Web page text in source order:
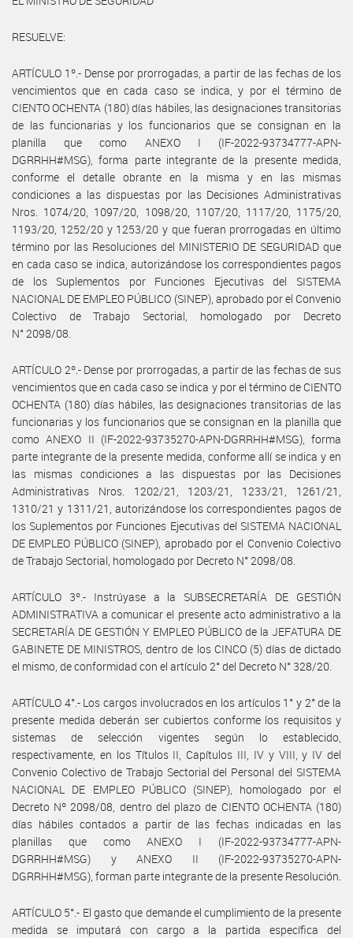
RESUELVE:
ARTÍCULO 1º.- Dense por prorrogadas, a partir de las fechas de los
vencimientos que en cada caso se indica, y por el término de
CIENTO OCHENTA (180) días hábiles, las designaciones transitorias
de las funcionarias y los funcionarios que se consignan en la
planilla que como ANEXO I (IF-2022-93734777-APN-
DGRRHH#MSG), forma parte integrante de la presente medida,
conforme el detalle obrante en la misma y en las mismas
condiciones a las dispuestas por las Decisiones Administrativas
Nros. 1074/20, 1097/20, 1098/20, 1107/20, 1117/20, 1175/20,
1193/20, 1252/20 y 1253/20 y que fueran prorrogadas en último
término por las Resoluciones del MINISTERIO DE SEGURIDAD que
en cada caso se indica, autorizándose los correspondientes pagos
de los Suplementos por Funciones Ejecutivas del SISTEMA
NACIONAL DE EMPLEO PÚBLICO (SINEP), aprobado por el Convenio
Colectivo de Trabajo Sectorial, homologado por Decreto
N° 2098/08.
ARTÍCULO 2º.- Dense por prorrogadas, a partir de las fechas de sus
vencimientos que en cada caso se indica y por el término de CIENTO
OCHENTA (180) días hábiles, las designaciones transitorias de las
funcionarias y los funcionarios que se consignan en la planilla que
como ANEXO II (IF-2022-93735270-APN-DGRRHH#MSG), forma
parte integrante de la presente medida, conforme allí se indica y en
las mismas condiciones a las dispuestas por las Decisiones
Administrativas Nros. 1202/21, 1203/21, 1233/21, 1261/21,
1310/21 y 1311/21, autorizándose los correspondientes pagos de
los Suplementos por Funciones Ejecutivas del SISTEMA NACIONAL
DE EMPLEO PÚBLICO (SINEP), aprobado por el Convenio Colectivo
de Trabajo Sectorial, homologado por Decreto N° 2098/08.
ARTÍCULO 3º.- Instrúyase a la SUBSECRETARÍA DE GESTIÓN
ADMINISTRATIVA a comunicar el presente acto administrativo a la
SECRETARÍA DE GESTIÓN Y EMPLEO PÚBLICO de la JEFATURA DE
GABINETE DE MINISTROS, dentro de los CINCO (5) días de dictado
el mismo, de conformidad con el artículo 2° del Decreto N° 328/20.
ARTÍCULO 4°.- Los cargos involucrados en los artículos 1° y 2° de la
presente medida deberán ser cubiertos conforme los requisitos y
sistemas de selección vigentes según lo establecido,
respectivamente, en los Títulos II, Capítulos III, IV y VIII, y IV del
Convenio Colectivo de Trabajo Sectorial del Personal del SISTEMA
NACIONAL DE EMPLEO PÚBLICO (SINEP), homologado por el
Decreto Nº 2098/08, dentro del plazo de CIENTO OCHENTA (180)
días hábiles contados a partir de las fechas indicadas en las
planillas que como ANEXO I (IF-2022-93734777-APN-
DGRRHH#MSG) y ANEXO II (IF-2022-93735270-APN-
DGRRHH#MSG), forman parte integrante de la presente Resolución.
ARTÍCULO 5°.- El gasto que demande el cumplimiento de la presente
medida se imputará con cargo a la partida específica del